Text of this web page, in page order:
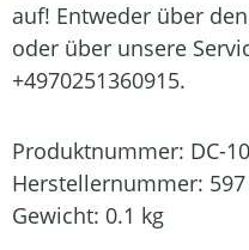
auf! Entweder über
oder über unsere
+4970251360915.
Produktnummer: DC-
Herstellernummer:
Gewicht: 0.1 kg